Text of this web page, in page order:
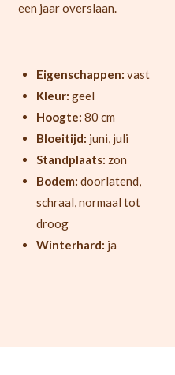
een jaar overslaan.
Eigenschappen: vast
Kleur: geel
Hoogte: 80 cm
Bloeitijd: juni, juli
Standplaats: zon
Bodem: doorlatend,
schraal, normaal tot
droog
Winterhard: ja